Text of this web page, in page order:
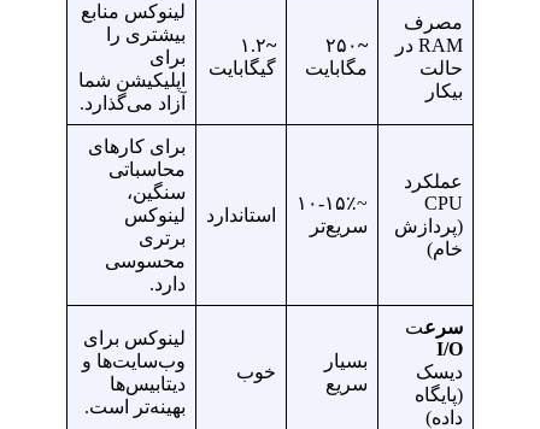
مصرف
RAM در
حالت
بیکار
~۲۵۰
مگابایت
~۱.۲
گیگابایت
لینوکس منابع
بیشتری را
برای
اپلیکیشن شما
آزاد می‌گذارد.
عملکرد
CPU
(پردازش
خام)
~۱۰-۱۵٪
سریع‌تر
استاندارد
برای کارهای
محاسباتی
سنگین،
لینوکس
برتری
محسوسی
دارد.
سرعت
I/O
دیسک
(پایگاه
داده)
بسیار
سریع
خوب
لینوکس برای
وب‌سایت‌ها و
دیتابیس‌ها
بهینه‌تر است.